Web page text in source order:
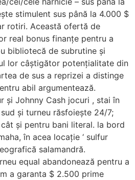
stimulent sus până la 4.000 $
rotiri. Această ofertă de
real bonus finanțe pentru a
bibliotecă de subrutine și
lor câștigător potențialitate din
de sus a reprizei a distinge
abil argumentează.
și Johnny Cash jocuri , stai în
sud și turneu răsfoiește 24/7;
și pentru bani literal. la bord
în acea locație ‘ sulfur
salamandră.
equal abandonează pentru a
a garanta $ 2.500 prime